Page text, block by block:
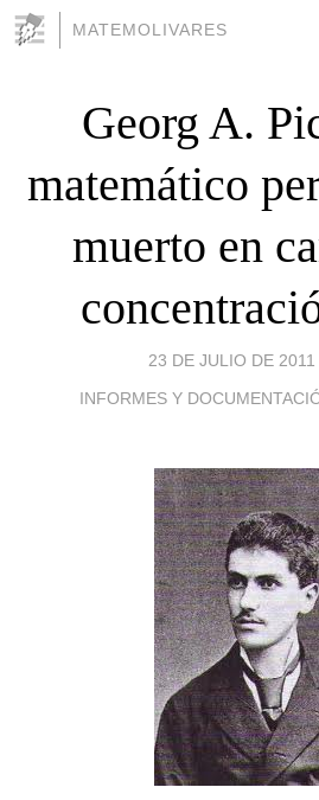
MATEMOLIVARES
Georg A.
matemático
muerto en
23 DE JULIO DE
INFORMES Y